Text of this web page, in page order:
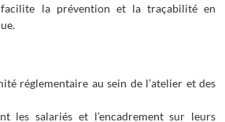
la prévention et la traçabilité en
réglementaire au sein de l’atelier et des
les salariés et l’encadrement sur leurs